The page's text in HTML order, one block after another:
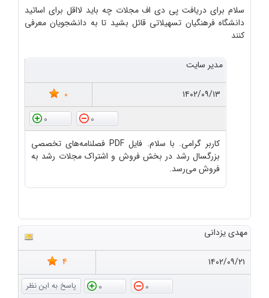
سلام برای دریافت پی دی اف مجلات چه باید لااقل برای اساتید
دانشگاه فرهنگیان تسهیلاتی قائل بشید تا به دانشجویان معرفی
کنند
مدیر سایت
۱۴۰۲/۰۹/۱۳
0
0
0
کاربر گرامی. با سلام. فایل PDF فصلنامه‌های تخصصی
بزرگسال رشد در بخش فروش و اشتراک مجلات رشد به
فروش می‌رسد.
مهدی یزدانی
۱۴۰۲/۰۹/۲۱
4
0
0